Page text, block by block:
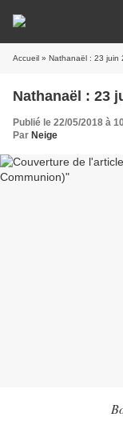
Accueil » Nathanaël : 23 juin
Nathanaël : 23
Publié le 22/05/2018 à
Par Neige